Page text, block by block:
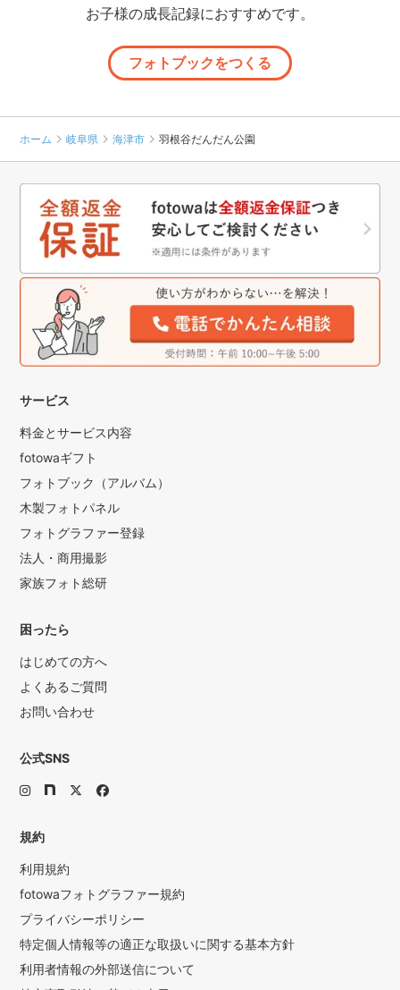
お子様の成長記録におすすめです。
フォトブックをつくる
ホーム 岐阜県 海津市 羽根谷だんだん公園
サービス
料金とサービス内容
fotowaギフト
フォトブック（アルバム）
木製フォトパネル
フォトグラファー登録
法人・商用撮影
家族フォト総研
困ったら
はじめての方へ
よくあるご質問
お問い合わせ
公式SNS
規約
利用規約
fotowaフォトグラファー規約
プライバシーポリシー
特定個人情報等の適正な取扱いに関する基本方針
利用者情報の外部送信について